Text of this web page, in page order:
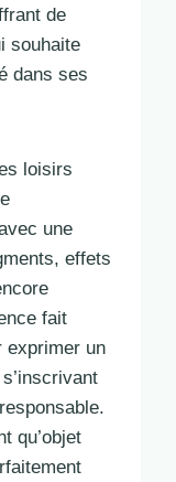
de
souhaite
dans ses
loisirs
une
effets
fait
exprimer un
qu’objet